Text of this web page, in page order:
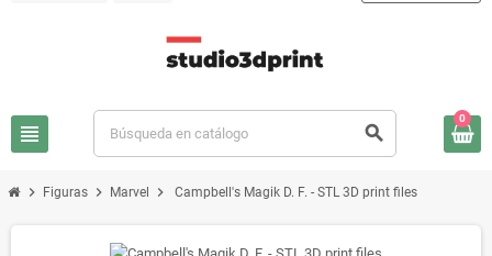
view_headline search
0
chevron_right Figuras chevron_right Marvel chevron_right Campbell's Magik D. F. - STL 3D print files